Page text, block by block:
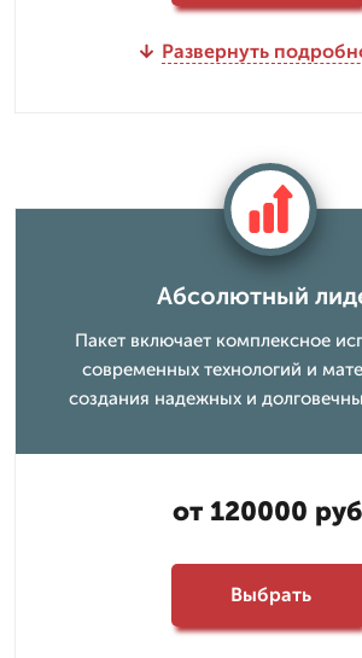
Развернуть
Абсолютный
Пакет включает комплексное
современных технологий и
создания надежных и
от 120000
Выбрать